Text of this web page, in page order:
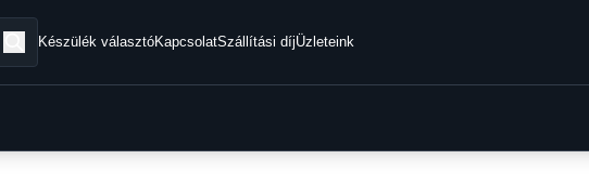
Készülék választóKapcsolatSzállítási díjÜzleteink